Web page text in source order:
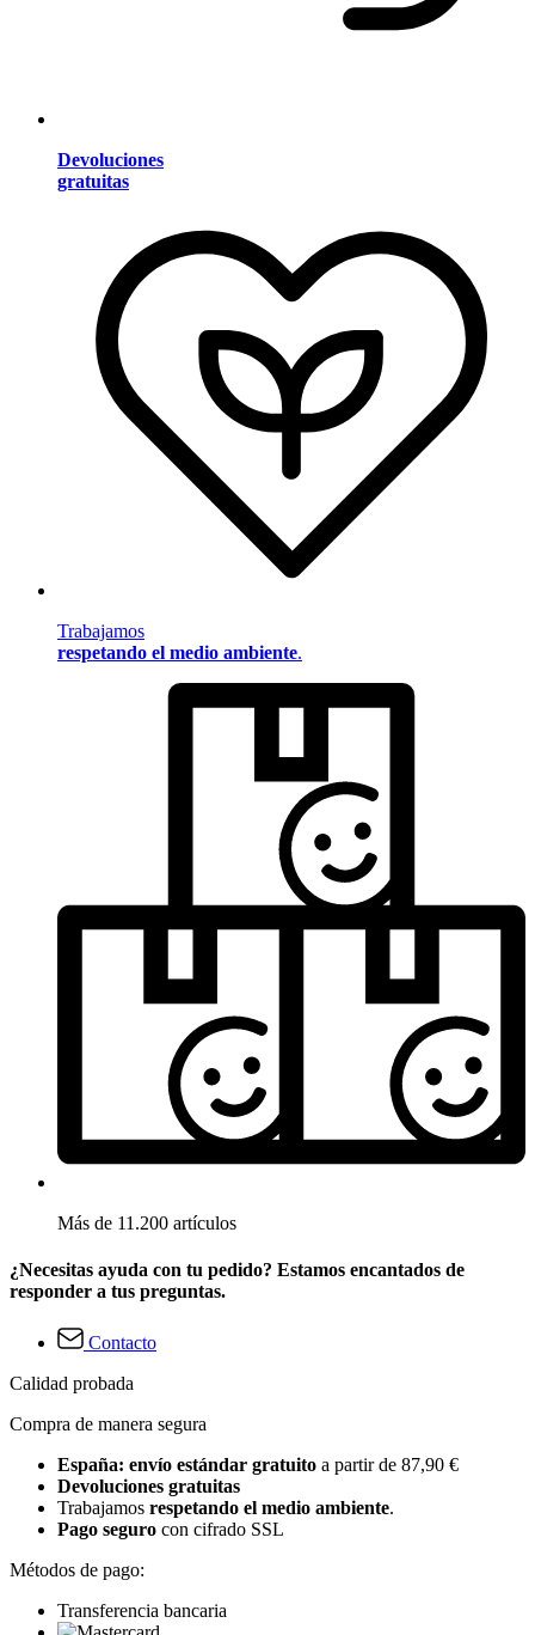
Devoluciones
gratuitas
Trabajamos
respetando el medio ambiente.
Más de 11.200 artículos
¿Necesitas ayuda con tu pedido? Estamos encantados de
responder a tus preguntas.
Contacto
Calidad probada
Compra de manera segura
España: envío estándar gratuito a partir de 87,90 €
Devoluciones gratuitas
Trabajamos respetando el medio ambiente.
Pago seguro con cifrado SSL
Métodos de pago:
Transferencia bancaria